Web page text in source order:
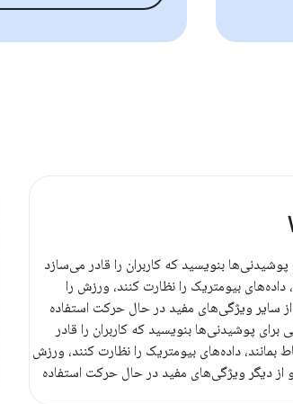
پوشیدنی‌ها بنویسید که کاربران را قادر می‌سازد
داده‌های بیومتریک را نظارت کنند، ورزش را
از سایر ویژگی‌های مفید در حال حرکت استفاده
برای پوشیدنی‌ها بنویسید که کاربران را قادر
بمانند، داده‌های بیومتریک را نظارت کنند، ورزش
و از دیگر ویژگی‌های مفید در حال حرکت استفاده